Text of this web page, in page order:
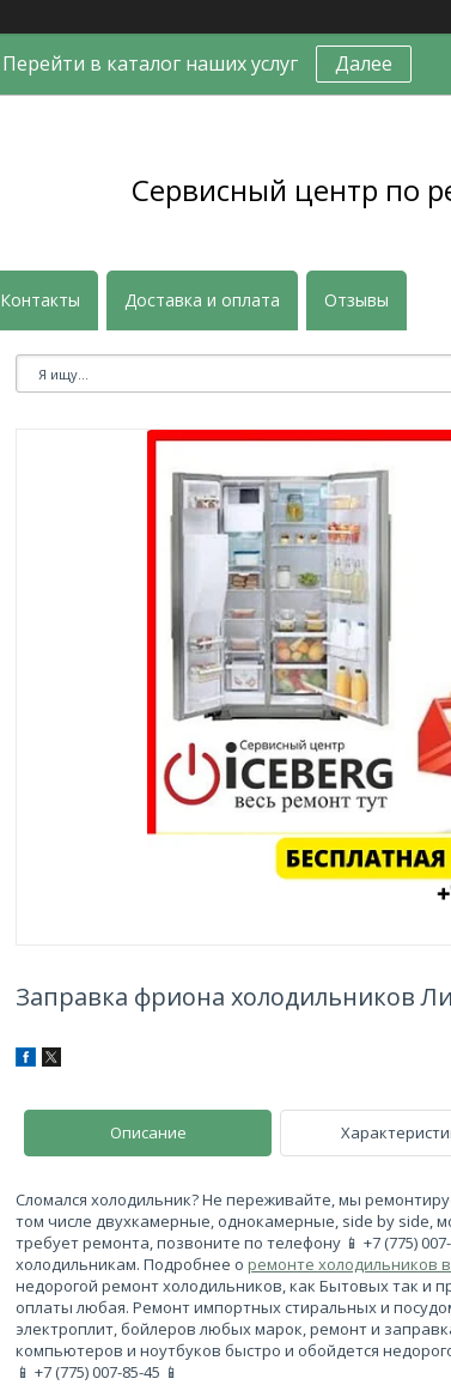
Перейти в каталог наших услуг Далее
Сервисный центр по
Контакты Доставка и оплата Отзывы
Заправка фриона холодильников
Описание
Сломался холодильник? Не переживайте, мы
том числе двухкамерные, однокамерные, side by side,
требует ремонта, позвоните по телефону 📱 +7 (775)
холодильникам. Подробнее о ремонте холодильников
недорогой ремонт холодильников, как Бытовых так и
оплаты любая. Ремонт импортных стиральных и
электроплит, бойлеров любых марок, ремонт и
компьютеров и ноутбуков быстро и обойдется
📱 +7 (775) 007-85-45 📱